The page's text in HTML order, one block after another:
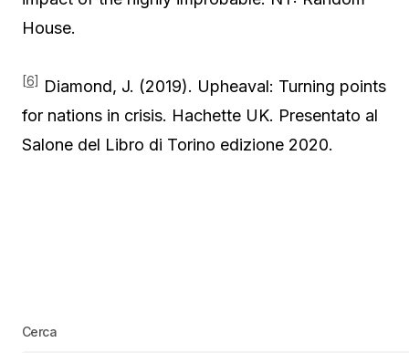
House.
[6]
Diamond, J. (2019). Upheaval: Turning points
for nations in crisis. Hachette UK. Presentato al
Salone del Libro di Torino edizione 2020.
Cerca